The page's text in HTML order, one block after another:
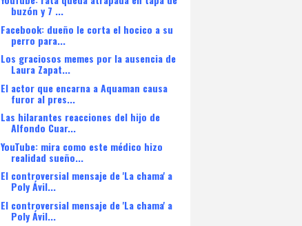
buzón y 7 ...
Facebook: dueño le corta el hocico a su
perro para...
Los graciosos memes por la ausencia de
Laura Zapat...
El actor que encarna a Aquaman causa
furor al pres...
Las hilarantes reacciones del hijo de
Alfondo Cuar...
YouTube: mira como este médico hizo
realidad sueño...
El controversial mensaje de 'La chama' a
Poly Ávil...
El controversial mensaje de 'La chama' a
Poly Ávil...